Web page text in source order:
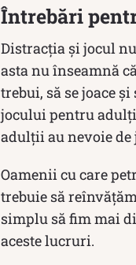
Întrebări
Distracția și jocul
asta nu înseamnă
trebui, să se joace
jocului pentru
adulții au nevoie de
Oamenii cu care
trebuie să
simplu să fim mai
aceste lucruri.